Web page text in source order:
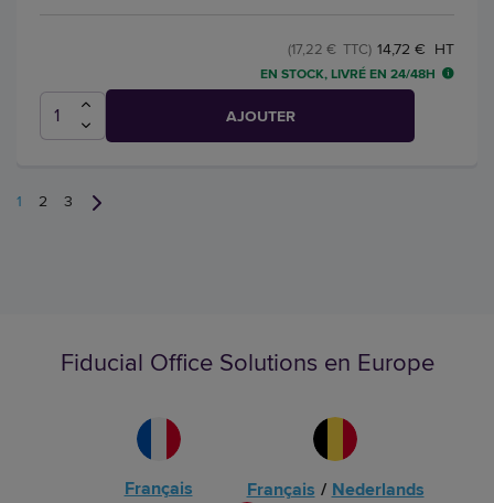
14,72 € HT
(17,22 € TTC)
EN STOCK, LIVRÉ EN 24/48H
AJOUTER
1 2 3
Fiducial Office Solutions en Europe
Français Français / Nederlands